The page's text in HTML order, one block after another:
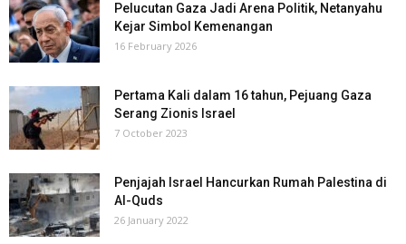
Pelucutan Gaza Jadi Arena Politik, Netanyahu
Kejar Simbol Kemenangan
16 February 2026
Pertama Kali dalam 16 tahun, Pejuang Gaza
Serang Zionis Israel
7 October 2023
Penjajah Israel Hancurkan Rumah Palestina di
Al-Quds
26 January 2022